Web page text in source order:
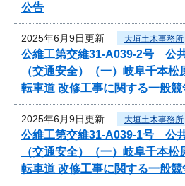
公告
2025年6月9日更新 大垣土木事務所
公維工第交維31-A039-2号 公
（交通安全）（一）岐阜千本
転車道 改修工事に関する一般
2025年6月9日更新 大垣土木事務所
公維工第交維31-A039-1号 公
（交通安全）（一）岐阜千本
転車道 改修工事に関する一般